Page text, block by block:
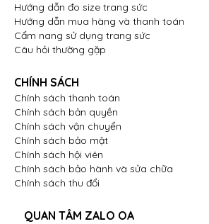
Hướng dẫn đo size trang sức
Hướng dẫn mua hàng và thanh toán
Cẩm nang sử dụng trang sức
Câu hỏi thường gặp
CHÍNH SÁCH
Chính sách thanh toán
Chính sách bản quyền
Chính sách vận chuyển
Chính sách bảo mật
Chính sách hội viên
Chính sách bảo hành và sửa chữa
Chính sách thu đổi
QUAN TÂM ZALO OA